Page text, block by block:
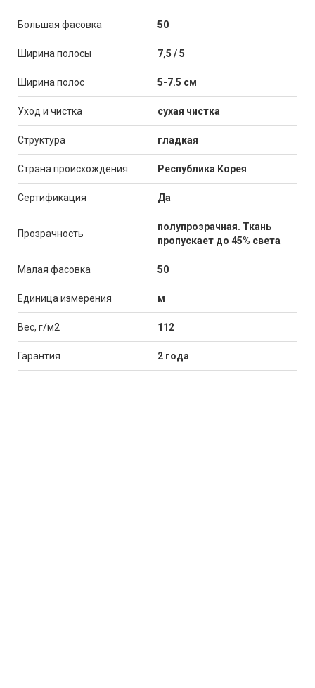
Большая фасовка 50
Ширина полосы 7,5 / 5
Ширина полос 5-7.5 см
Уход и чистка сухая чистка
Структура гладкая
Страна происхождения Республика Корея
Сертификация Да
Прозрачность
полупрозрачная. Ткань
пропускает до 45% света
Малая фасовка 50
Единица измерения м
Вес, г/м2 112
Гарантия 2 года